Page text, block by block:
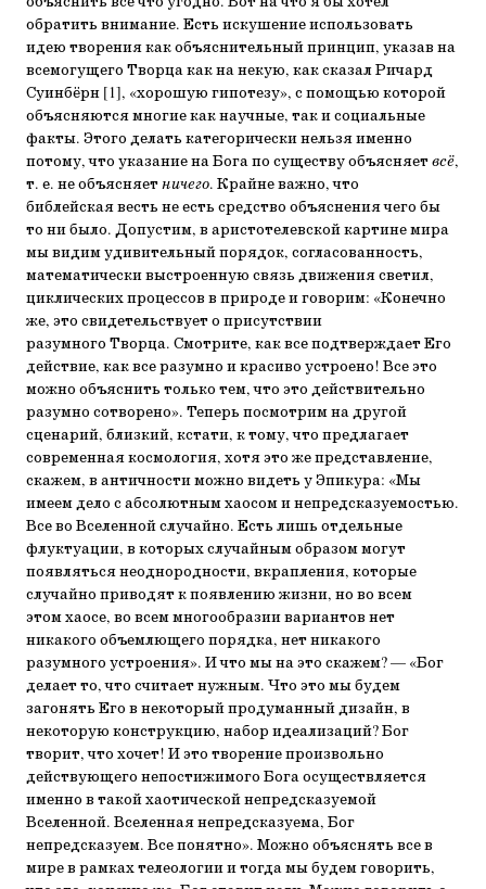
обратить внимание. Есть искушение использовать
идею творения как объяснительный принцип, указав на
всемогущего Творца как на некую, как сказал Ричард
Суинбёрн [1], «хорошую гипотезу», с помощью которой
объясняются многие как научные, так и социальные
факты. Этого делать категорически нельзя именно
потому, что указание на Бога по существу объясняетвсё,
т. е. не объясняетничего. Крайне важно, что
библейская весть не есть средство объяснения чего бы
то ни было. Допустим, в аристотелевской картине мира
мы видим удивительный порядок, согласованность,
математически выстроенную связь движения светил,
циклических процессов в природе и говорим: «Конечно
же, это свидетельствует о присутствии
разумного Творца. Смотрите, как все подтверждает Его
действие, как все разумно и красиво устроено! Все это
можно объяснить только тем, что это действительно
разумно сотворено». Теперь посмотрим на другой
сценарий, близкий, кстати, к тому, что предлагает
современная космология, хотя это же представление,
скажем, в античности можно видеть у Эпикура: «Мы
имеем дело с абсолютным хаосом и непредсказуемостью.
Все во Вселенной случайно. Есть лишь отдельные
флуктуации, в которых случайным образом могут
появляться неоднородности, вкрапления, которые
случайно приводят к появлению жизни, но во всем
этом хаосе, во всем многообразии вариантов нет
никакого объемлющего порядка, нет никакого
разумного устроения». И что мы на это скажем? — «Бог
делает то, что считает нужным. Что это мы будем
загонять Его в некоторый продуманный дизайн, в
некоторую конструкцию, набор идеализаций? Бог
творит, что хочет! И это творение произвольно
действующего непостижимого Бога осуществляется
именно в такой хаотической непредсказуемой
Вселенной. Вселенная непредсказуема, Бог
непредсказуем. Все понятно». Можно объяснять все в
мире в рамках телеологии и тогда мы будем говорить,